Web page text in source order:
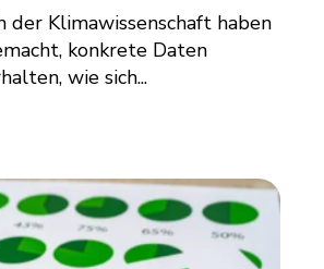
der Klimawissenschaft haben
konkrete Daten
wie sich...